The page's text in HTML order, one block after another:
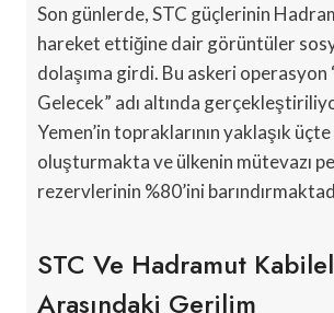
Son günlerde, STC güçlerinin
hareket ettiğine dair görüntüler
dolaşıma girdi. Bu askeri operasyon
Gelecek” adı altında
Yemen’in topraklarının yaklaşık
oluşturmakta ve ülkenin mütevazı
rezervlerinin %80’ini
STC Ve Hadramut
Arasındaki Gerilim